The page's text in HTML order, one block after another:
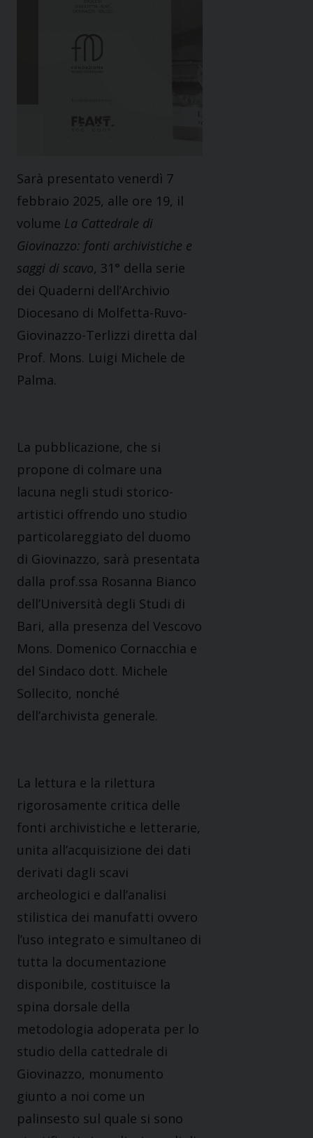
Sarà presentato venerdì 7
febbraio 2025, alle ore 19, il
volume La Cattedrale di
Giovinazzo: fonti archivistiche e
saggi di scavo, 31° della serie
dei Quaderni dell’Archivio
Diocesano di Molfetta-Ruvo-
Giovinazzo-Terlizzi diretta dal
Prof. Mons. Luigi Michele de
Palma.
La pubblicazione, che si
propone di colmare una
lacuna negli studi storico-
artistici offrendo uno studio
particolareggiato del duomo
di Giovinazzo, sarà presentata
dalla prof.ssa Rosanna Bianco
dell’Università degli Studi di
Bari, alla presenza del Vescovo
Mons. Domenico Cornacchia e
del Sindaco dott. Michele
Sollecito, nonché
dell’archivista generale.
La lettura e la rilettura
rigorosamente critica delle
fonti archivistiche e letterarie,
unita all’acquisizione dei dati
derivati dagli scavi
archeologici e dall’analisi
stilistica dei manufatti ovvero
l’uso integrato e simultaneo di
tutta la documentazione
disponibile, costituisce la
spina dorsale della
metodologia adoperata per lo
studio della cattedrale di
Giovinazzo, monumento
giunto a noi come un
palinsesto sul quale si sono